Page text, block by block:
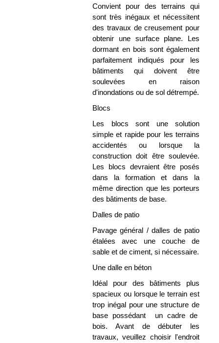
Convient pour des terrains qui
sont très inégaux et nécessitent
des travaux de creusement pour
obtenir une surface plane. Les
dormant en bois sont également
parfaitement indiqués pour les
bâtiments qui doivent être
soulevées en raison
d'inondations ou de sol détrempé.
Blocs
Les blocs sont une solution
simple et rapide pour les terrains
accidentés ou lorsque la
construction doit être soulevée.
Les blocs devraient être posés
dans la formation et dans la
même direction que les porteurs
des bâtiments de base.
Dalles de patio
Pavage général / dalles de patio
étalées avec une couche de
sable et de ciment, si nécessaire.
Une dalle en béton
Idéal pour des bâtiments plus
spacieux ou lorsque le terrain est
trop inégal pour une structure de
base possédant un cadre de
bois. Avant de débuter les
travaux, veuillez choisir l'endroit